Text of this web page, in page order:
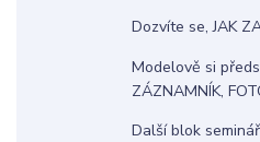
Dozvíte se, JAK
Modelově si
ZÁZNAMNÍK,
Další blok